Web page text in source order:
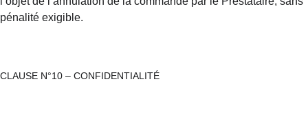
pénalité exigible.
CLAUSE N°10 – CONFIDENTIALITÉ